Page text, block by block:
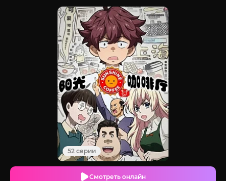
52 серии
Смотреть онлайн